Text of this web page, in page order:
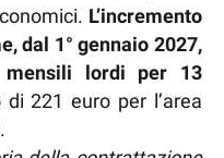
L’incremento
dal 1° gennaio 2027,
lordi per 13
221 euro per l’area